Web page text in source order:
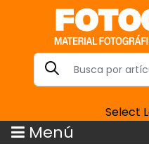
Select
Menú